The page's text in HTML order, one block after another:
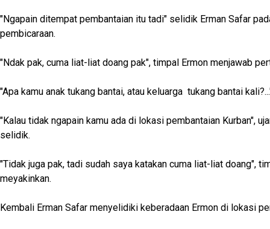
"Ngapain ditempat pembantaian itu tadi" selidik Erman Safar
pembicaraan.
"Ndak pak, cuma liat-liat doang pak", timpal Ermon menjawab
"Apa kamu anak tukang bantai, atau keluarga tukang bantai
"Kalau tidak ngapain kamu ada di lokasi pembantaian Kurban",
selidik.
"Tidak juga pak, tadi sudah saya katakan cuma liat-liat doang",
meyakinkan.
Kembali Erman Safar menyelidiki keberadaan Ermon di lokasi